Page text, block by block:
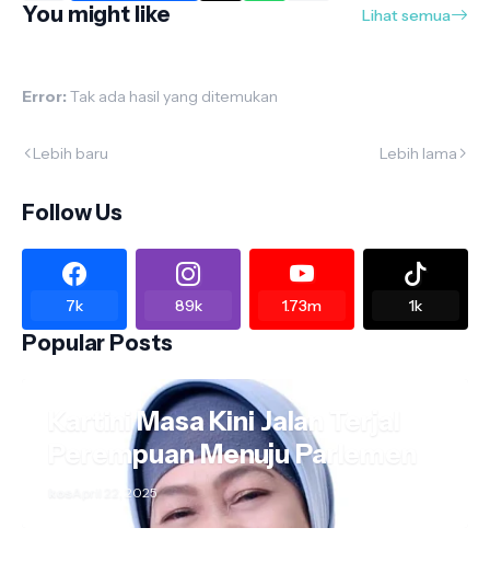
You might like Lihat semua
Error: Tak ada hasil yang ditemukan
Lebih baru Lebih lama
Follow Us
7k 89k 1.73m 1k
Popular Posts
Kartini Masa Kini Jalan Terjal
Perempuan Menuju Parlemen
April 22, 2025